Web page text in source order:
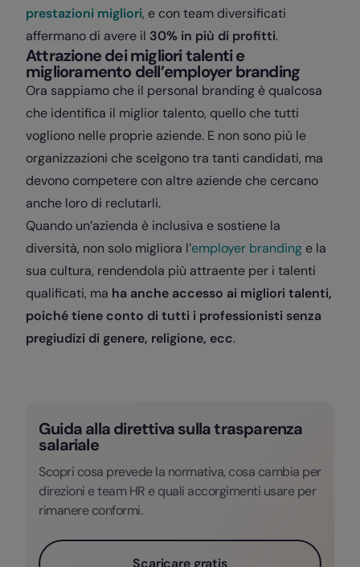
prestazioni migliori, e con team diversificati
affermano di avere il 30% in più di profitti.
Attrazione dei migliori talenti e
miglioramento dell’employer branding
Ora sappiamo che il personal branding è qualcosa
che identifica il miglior talento, quello che tutti
vogliono nelle proprie aziende. E non sono più le
organizzazioni che scelgono tra tanti candidati, ma
devono competere con altre aziende che cercano
anche loro di reclutarli.
Quando un’azienda è inclusiva e sostiene la
diversità, non solo migliora l’employer branding e la
sua cultura, rendendola più attraente per i talenti
qualificati, ma ha anche accesso ai migliori talenti,
poiché tiene conto di tutti i professionisti senza
pregiudizi di genere, religione, ecc.
Guida alla direttiva sulla trasparenza
salariale
Scopri cosa prevede la normativa, cosa cambia per
direzioni e team HR e quali accorgimenti usare per
rimanere conformi.
Scaricare gratis